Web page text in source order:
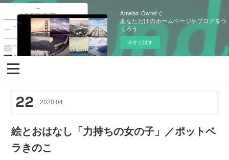
Ameba Owndで
あなただけのホームページやブログをつ
くろう
今すぐ試す
22 2020.04
絵とおはなし「力持ちの女の子」／ポットベ
ラきのこ